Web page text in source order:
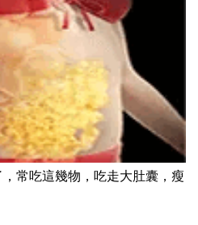
常吃這幾物，吃走大肚囊，瘦